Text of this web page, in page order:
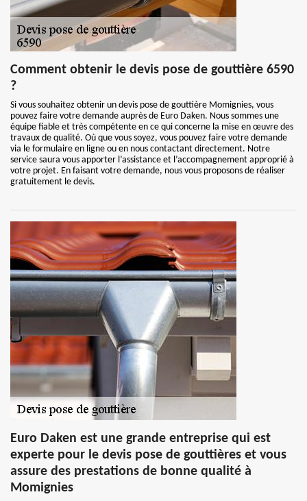
Comment obtenir le devis pose de gouttière 6590
?
Si vous souhaitez obtenir un devis pose de gouttière Momignies, vous
pouvez faire votre demande auprès de Euro Daken. Nous sommes une
équipe fiable et très compétente en ce qui concerne la mise en œuvre des
travaux de qualité. Où que vous soyez, vous pouvez faire votre demande
via le formulaire en ligne ou en nous contactant directement. Notre
service saura vous apporter l’assistance et l’accompagnement approprié à
votre projet. En faisant votre demande, nous vous proposons de réaliser
gratuitement le devis.
Euro Daken est une grande entreprise qui est
experte pour le devis pose de gouttières et vous
assure des prestations de bonne qualité à
Momignies